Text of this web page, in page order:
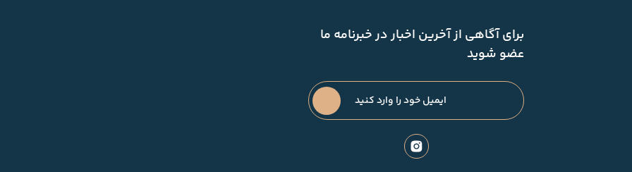
برای آگاهی از آخرین اخبار در خبرنامه ما
عضو شوید